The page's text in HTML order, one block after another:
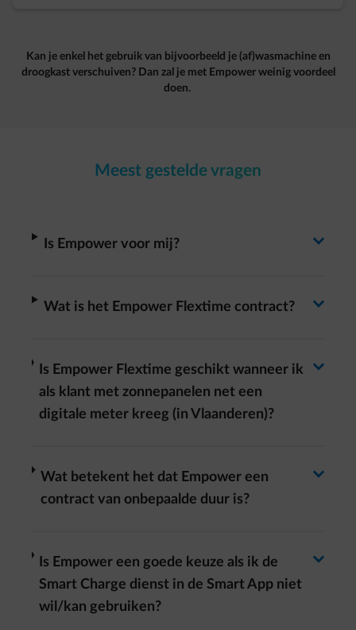
Kan je enkel het gebruik van bijvoorbeeld je (af)wasmachine en
droogkast verschuiven? Dan zal je met Empower weinig voordeel
doen. ​
Meest gestelde vragen
Is Empower voor mij? Antwoord wisselen
arrow-right
Wat is het Empower Flextime contract? Antwoord wisselen
arrow-right
Is Empower Flextime geschikt wanneer ik
als klant met zonnepanelen net een
digitale meter kreeg (in Vlaanderen)?
arrow-right
Wat betekent het dat Empower een
contract van onbepaalde duur is?
arrow-right
Is Empower een goede keuze als ik de
Smart Charge dienst in de Smart App niet
wil/kan gebruiken?
arrow-right